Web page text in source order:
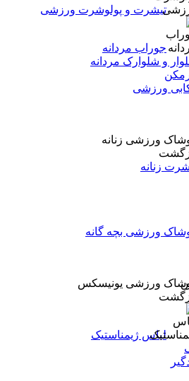
تیشرت و پولوشرت ورزشی
جوراب مردانه
و شلوارک مردانه
ورزشی
ورزشی زنانه
زنانه
ورزشی بچه گانه
ورزشی یونیسکس
لباس ژیمناستیک